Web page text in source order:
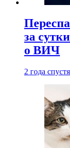
за
о ВИЧ
2 года спустя